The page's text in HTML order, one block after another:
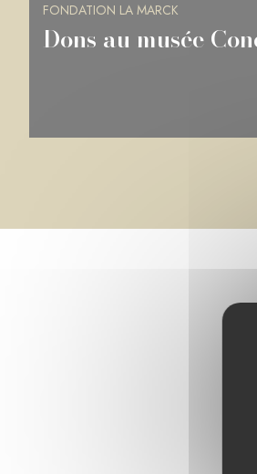
FONDATION LA MARCK
Dons à la BnF